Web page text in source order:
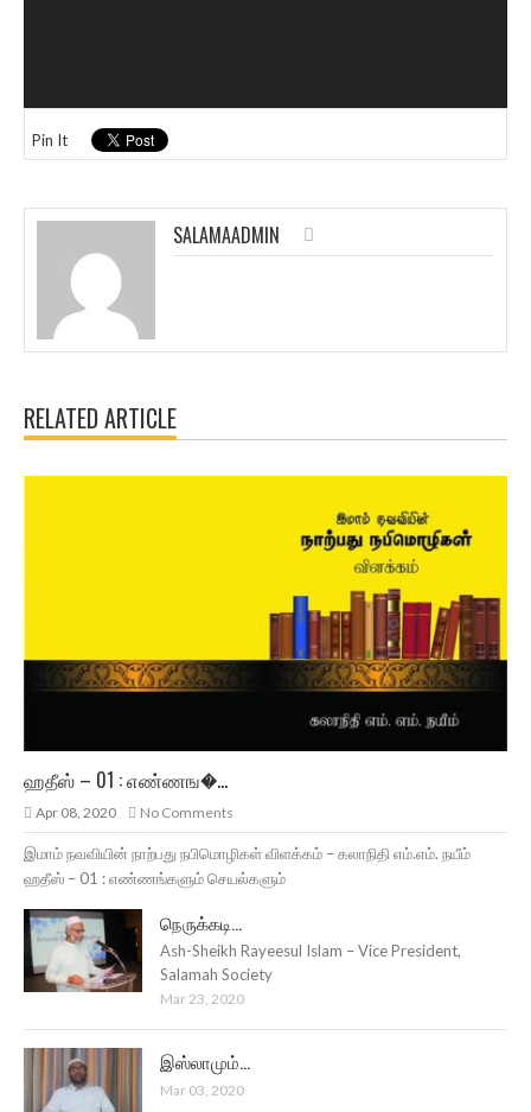
Pin It
SALAMAADMIN
RELATED ARTICLE
ஹதீஸ் – 01 : எண்ணங�...
Apr 08, 2020 No Comments
இமாம் நவவியின் நாற்பது நபிமொழிகள் விளக்கம் – கலாநிதி எம்.எம். நயீம்
ஹதீஸ் – 01 : எண்ணங்களும் செயல்களும்
நெருக்கடி...
Ash-Sheikh Rayeesul Islam – Vice President,
Salamah Society
Mar 23, 2020
இஸ்லாமும்...
Mar 03, 2020